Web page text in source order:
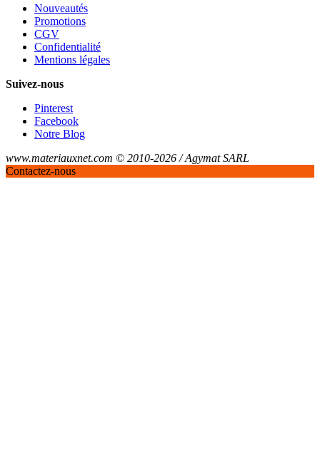
Nouveautés
Promotions
CGV
Confidentialité
Mentions légales
Suivez-nous
Pinterest
Facebook
Notre Blog
www.materiauxnet.com © 2010-2026 / Agymat SARL
Contactez-nous